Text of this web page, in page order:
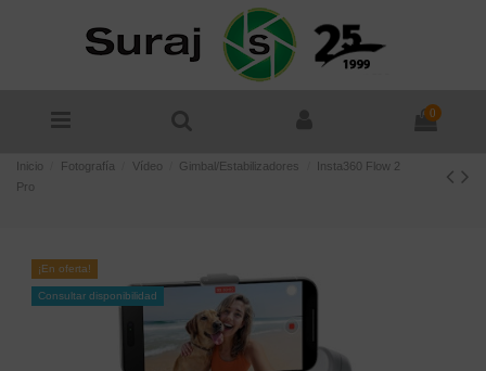
0
Inicio Fotografía Vídeo Gimbal/Estabilizadores
Insta360 Flow 2
Pro
¡En oferta!
Consultar disponibilidad